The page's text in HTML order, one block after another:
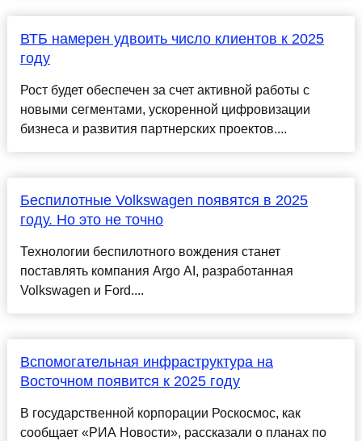
ВТБ намерен удвоить число клиентов к 2025
году
Рост будет обеспечен за счет активной работы с
новыми сегментами, ускоренной цифровизации
бизнеса и развития партнерских проектов....
Беспилотные Volkswagen появятся в 2025
году. Но это не точно
Технологии беспилотного вождения станет
поставлять компания Argo AI, разработанная
Volkswagen и Ford....
Вспомогательная инфраструктура на
Восточном появится к 2025 году
В государственной корпорации Роскосмос, как
сообщает «РИА Новости», рассказали о планах по